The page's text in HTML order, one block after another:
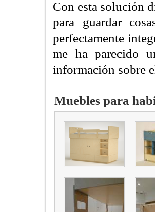
Con esta solución
para guardar
perfectamente
me ha parecido
información sobre
Muebles para